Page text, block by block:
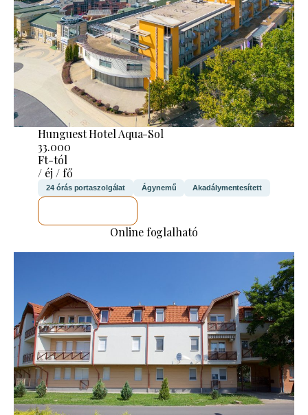
Hunguest Hotel Aqua-Sol
33.000
Ft-tól
/ éj / fő
24 órás portaszolgálat Ágynemű Akadálymentesített
Online foglalható